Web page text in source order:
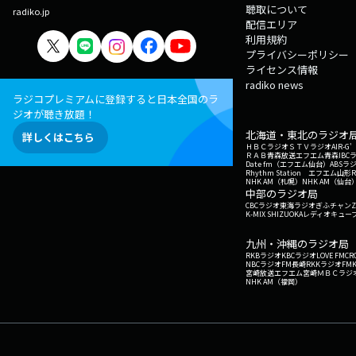
radiko.jp
ラジコプレミアムに登録すると日本全国のラ
ジオが聴き放題！
詳しくはこちら
聴取について
配信エリア
利用規約
プライバシーポリシー
ライセンス情報
radiko news
北海道・東北のラジオ
ＨＢＣラジオＳＴＶラジオAIR-G'
ＲＡＢ青森放送エフエム青森IBC
Date fm（エフエム仙台） ABSラ
Rhythm Station エフエム山形
NHK AM（札幌） NHK AM（仙台
中部のラジオ局
CBCラジオ東海ラジオぎふチャン
K-MIX SHIZUOKAレディオキュー
九州・沖縄のラジオ局
RKBラジオKBCラジオLOVE FM
NBCラジオFM長崎RKKラジオ
宮崎放送エフエム宮崎ＭＢＣラジ
NHK AM（福岡）